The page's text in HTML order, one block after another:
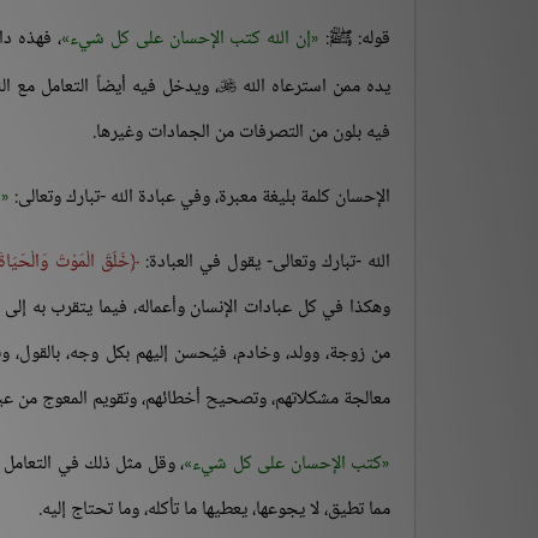
قوله: ﷺ: إن الله كتب الإحسان على كل شيء ، فهذه
يده ممن استرعاه الله، ويدخل فيه أيضاً التعامل مع
فيه بلون من التصرفات من الجمادات وغيرها.
الإحسان كلمة بليغة معبرة، وفي عبادة الله -تبارك وتعالى:
الله -تبارك وتعالى- يقول في العبادة: خَلَقَ الْمَوْتَ
وهكذا في كل عبادات الإنسان وأعماله، فيما يتقرب به
من زوجة، وولد، وخادم، فيُحسن إليهم بكل وجه، بالقول،
معالجة مشكلاتهم، وتصحيح أخطائهم، وتقويم المعوج من
كتب الإحسان على كل شيء ، وقل مثل ذلك في التعامل
مما تطيق، لا يجوعها، يعطيها ما تأكله، وما تحتاج إليه.